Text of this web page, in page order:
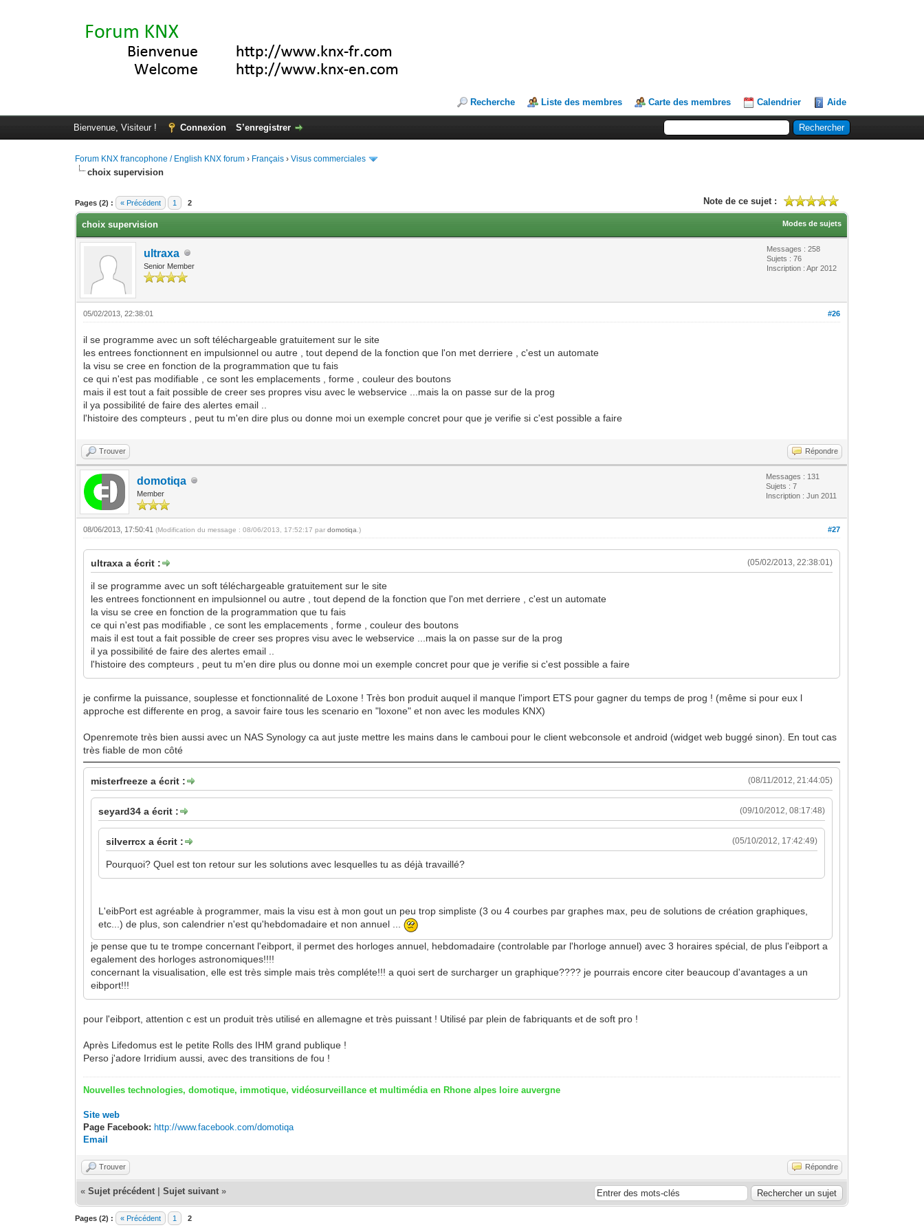
Recherche Liste des membres Carte des membres Calendrier Aide
Bienvenue, Visiteur ! Connexion S’enregistrer
Forum KNX francophone / English KNX forum › Français ›Visus commerciales
choix supervision
Pages (2) : « Précédent 1 2 Note de ce sujet :
Moyenne : 5 (1 vote(s))
1
2
3
4
5
Modes de sujets
choix supervision
ultraxa
Senior Member
Messages : 258
Sujets : 76
Inscription : Apr 2012
#26
05/02/2013, 22:38:01
il se programme avec un soft téléchargeable gratuitement sur le site
les entrees fonctionnent en impulsionnel ou autre , tout depend de la fonction que l'on met derriere , c'est un automate
la visu se cree en fonction de la programmation que tu fais
ce qui n'est pas modifiable , ce sont les emplacements , forme , couleur des boutons
mais il est tout a fait possible de creer ses propres visu avec le webservice ...mais la on passe sur de la prog
il ya possibilité de faire des alertes email ..
l'histoire des compteurs , peut tu m'en dire plus ou donne moi un exemple concret pour que je verifie si c'est possible a faire
Trouver Répondre
domotiqa
Member
Messages : 131
Sujets : 7
Inscription : Jun 2011
#27
08/06/2013, 17:50:41(Modification du message : 08/06/2013, 17:52:17 pardomotiqa .)
(05/02/2013, 22:38:01)
ultraxa a écrit :
il se programme avec un soft téléchargeable gratuitement sur le site
les entrees fonctionnent en impulsionnel ou autre , tout depend de la fonction que l'on met derriere , c'est un automate
la visu se cree en fonction de la programmation que tu fais
ce qui n'est pas modifiable , ce sont les emplacements , forme , couleur des boutons
mais il est tout a fait possible de creer ses propres visu avec le webservice ...mais la on passe sur de la prog
il ya possibilité de faire des alertes email ..
l'histoire des compteurs , peut tu m'en dire plus ou donne moi un exemple concret pour que je verifie si c'est possible a faire
je confirme la puissance, souplesse et fonctionnalité de Loxone ! Très bon produit auquel il manque l'import ETS pour gagner du temps de prog ! (même si pour eux l
approche est differente en prog, a savoir faire tous les scenario en "loxone" et non avec les modules KNX)
Openremote très bien aussi avec un NAS Synology ca aut juste mettre les mains dans le camboui pour le client webconsole et android (widget web buggé sinon). En tout cas
très fiable de mon côté
(08/11/2012, 21:44:05)
misterfreeze a écrit :
(09/10/2012, 08:17:48)
seyard34 a écrit :
(05/10/2012, 17:42:49)
silverrcx a écrit :
Pourquoi? Quel est ton retour sur les solutions avec lesquelles tu as déjà travaillé?
L'eibPort est agréable à programmer, mais la visu est à mon gout un peu trop simpliste (3 ou 4 courbes par graphes max, peu de solutions de création graphiques,
etc...) de plus, son calendrier n'est qu'hebdomadaire et non annuel ...
je pense que tu te trompe concernant l'eibport, il permet des horloges annuel, hebdomadaire (controlable par l'horloge annuel) avec 3 horaires spécial, de plus l'eibport a
egalement des horloges astronomiques!!!!
concernant la visualisation, elle est très simple mais très compléte!!! a quoi sert de surcharger un graphique???? je pourrais encore citer beaucoup d'avantages a un
eibport!!!
pour l'eibport, attention c est un produit très utilisé en allemagne et très puissant ! Utilisé par plein de fabriquants et de soft pro !
Après Lifedomus est le petite Rolls des IHM grand publique !
Perso j'adore Irridium aussi, avec des transitions de fou !
Nouvelles technologies, domotique, immotique, vidéosurveillance et multimédia en Rhone alpes loire auvergne
Site web
Page Facebook: http://www.facebook.com/domotiqa
Email
Trouver Répondre
«Sujet précédent |Sujet suivant »
Pages (2) : « Précédent 1 2